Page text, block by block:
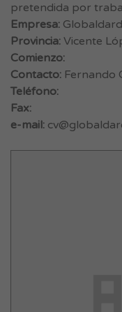
pretendida por
Empresa:
Provincia: Vicente
Comienzo:
Contacto: Fernando
Teléfono:
Fax:
e-mail: